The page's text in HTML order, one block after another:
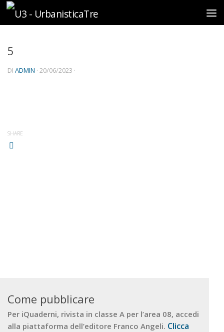
Sotto il contenuto
5
DI ADMIN · 20/06/2023 ·
SHARE
Come pubblicare
Per iQuaderni, rivista in classe A per l’area 08, accedi
alla piattaforma dell’editore Franco Angeli. Clicca